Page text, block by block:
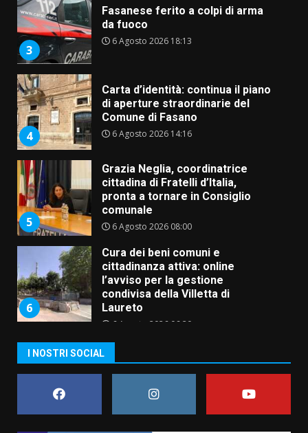
3
Fasanese ferito a colpi di arma
da fuoco
6 Agosto 2026 18:13
4
Carta d’identità: continua il piano
di aperture straordinarie del
Comune di Fasano
6 Agosto 2026 14:16
5
Grazia Neglia, coordinatrice
cittadina di Fratelli d’Italia,
pronta a tornare in Consiglio
comunale
6 Agosto 2026 08:00
6
Cura dei beni comuni e
cittadinanza attiva: online
l’avviso per la gestione
condivisa della Villetta di
Laureto
6 Agosto 2026 06:20
assoluta de “L’Albergo
Belvedere. Il rapimento”
6 Agosto 2026 06:15
I NOSTRI SOCIAL